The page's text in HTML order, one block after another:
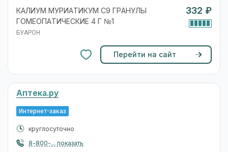
КАЛИУМ МУРИАТИКУМ C9 ГРАНУЛЫ
ГОМЕОПАТИЧЕСКИЕ 4 Г №1
БУАРОН
332 ₽
Перейти на сайт
Аптека.ру
Интернет-заказ
круглосуточно
8-800-... показать